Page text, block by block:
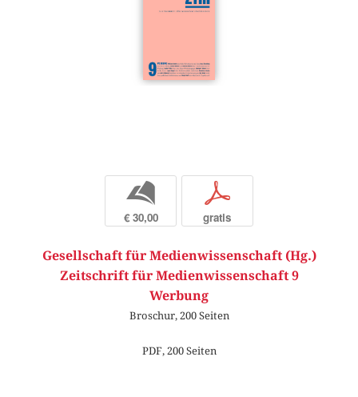
b
€ 30,00
p
gratis
Gesellschaft für Medienwissenschaft (Hg.)
Zeitschrift für Medienwissenschaft 9
Werbung
Broschur, 200 Seiten
PDF, 200 Seiten